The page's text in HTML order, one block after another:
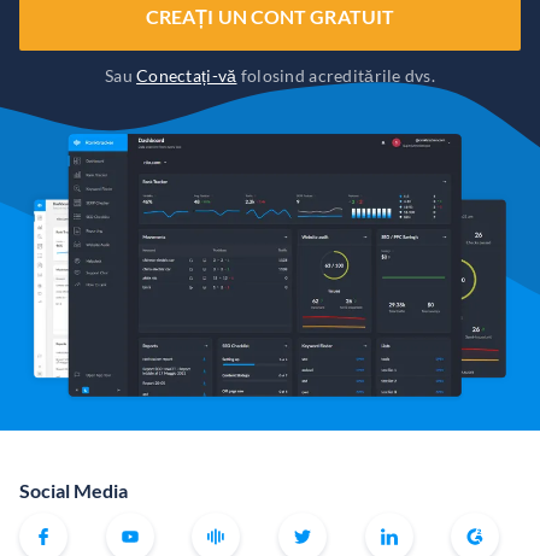
CREAȚI UN CONT GRATUIT
SauConectați-vă folosind acreditările dvs.
Social Media